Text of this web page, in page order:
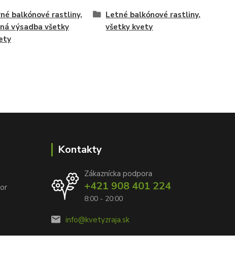
balkónové rastliny,
výsadba všetky
Letné balkónové rastliny,
všetky kvety
Kontakty
Zákaznícka podpora
+421 908 401 224
8:00 - 20:00
info@kvetyzraja.sk